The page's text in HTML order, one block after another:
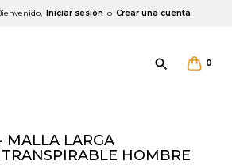
Iniciar sesión o Crear una cuenta
0

MALLA LARGA
HOMBRE